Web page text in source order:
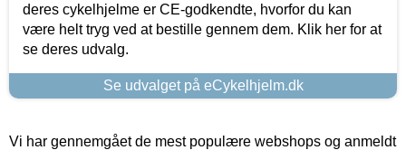
deres cykelhjelme er CE-godkendte, hvorfor du kan
være helt tryg ved at bestille gennem dem. Klik her for at
se deres udvalg.
Se udvalget på eCykelhjelm.dk
Vi har gennemgået de mest populære webshops og anmeldt